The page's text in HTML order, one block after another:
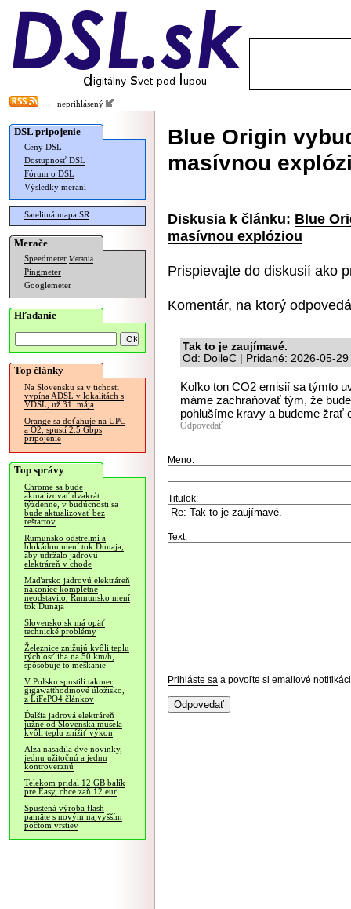
neprihlásený
DSL pripojenie
Ceny DSL
Dostupnosť DSL
Fórum o DSL
Výsledky meraní
Satelitná mapa SR
Merače
Speedmeter Merania
Pingmeter
Googlemeter
Hľadanie
Top články
Na Slovensku sa v tichosti
vypína ADSL v lokalitách s
VDSL, už 31. mája
Orange sa doťahuje na UPC
a O2, spustí 2.5 Gbps
pripojenie
Top správy
Chrome sa bude
aktualizovať dvakrát
týždenne, v budúcnosti sa
bude aktualizovať bez
reštartov
Rumunsko odstrelmi a
blokádou mení tok Dunaja,
aby udržalo jadrovú
elektráreň v chode
Maďarsko jadrovú elektráreň
nakoniec kompletne
neodstavilo, Rumunsko mení
tok Dunaja
Slovensko.sk má opäť
technické problémy
Železnice znižujú kvôli teplu
rýchlosť iba na 50 km/h,
spôsobuje to meškanie
V Poľsku spustili takmer
gigawatthodinové úložisko,
z LiFePO4 článkov
Ďalšia jadrová elektráreň
južne od Slovenska musela
kvôli teplu znížiť výkon
Alza nasadila dve novinky,
jednu užitočnú a jednu
kontroverznú
Telekom pridal 12 GB balík
pre Easy, chce zaň 12 eur
Spustená výroba flash
pamäte s novým najvyšším
počtom vrstiev
Blue Origin
masívnou
Diskusia k článku: Blue
masívnou explóziou
Prispievajte do diskusií ako
Komentár, na ktorý
Tak to je zaujímavé.
Od: DoileC | Pridané: 2026-05-
Koľko ton CO2 emisií sa týmto
máme zachraňovať tým, že
pohlušíme kravy a budeme žrať
Odpovedať
Meno:
Titulok:
Text:
Prihláste sa a povoľte si emailové